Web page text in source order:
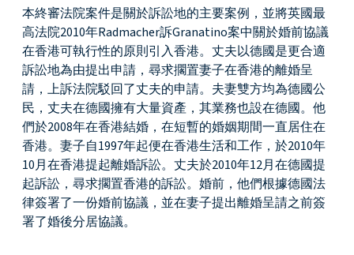
本終審法院案件是關於訴訟地的主要案例，並將英國最
高法院2010年Radmacher訴Granatino案中關於婚前協議
在香港可執行性的原則引入香港。丈夫以德國是更合適
訴訟地為由提出申請，尋求擱置妻子在香港的離婚呈
請，上訴法院駁回了丈夫的申請。夫妻雙方均為德國公
民，丈夫在德國擁有大量資產，其業務也設在德國。他
們於2008年在香港結婚，在短暫的婚姻期間一直居住在
香港。妻子自1997年起便在香港生活和工作，於2010年
10月在香港提起離婚訴訟。丈夫於2010年12月在德國提
起訴訟，尋求擱置香港的訴訟。婚前，他們根據德國法
律簽署了一份婚前協議，並在妻子提出離婚呈請之前簽
署了婚後分居協議。